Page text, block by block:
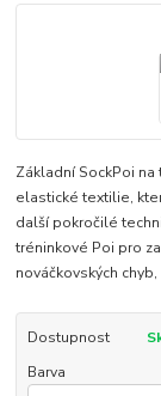
Základní SockPoi
elastické textilie,
další pokročilé
tréninkové Poi pro
nováčkovských
Dostupnost
Barva